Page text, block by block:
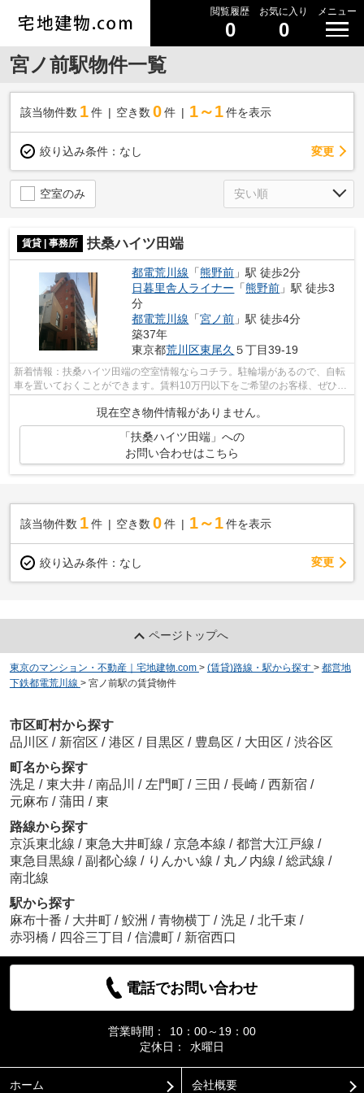
閲覧履歴
0
お気に入り
0
メニュー
宮ノ前駅物件一覧
該当物件数 1件 空き数 0 件 1～1 件を表示
絞り込み条件： なし 変更
空室のみ
賃貸 | 事務所 扶桑ハイツ田端
都電荒川線 「熊野前 」駅 徒歩2分
日暮里舎人ライナー 「熊野前 」駅 徒歩3
分
都電荒川線 「宮ノ前 」駅 徒歩4分
築37年
東京都荒川区東尾久 ５丁目39-19
新着情報：扶桑ハイツ田端の空室情報ならコチラ。駐輪場があるので、自転
車を置いておくことができます。賃料10万円以下をご希望のお客様、ぜひお
現在空き物件情報がありません。
「扶桑ハイツ田端」への
お問い合わせはこちら
該当物件数 1件 空き数 0 件 1～1 件を表示
絞り込み条件： なし 変更
ページトップへ
東京のマンション・不動産｜宅地建物.com > (賃貸)路線・駅から探す > 都営地
下鉄都電荒川線 > 宮ノ前駅の賃貸物件
市区町村から探す
品川区 / 新宿区 / 港区 / 目黒区 / 豊島区 / 大田区 / 渋谷区
町名から探す
洗足 / 東大井 / 南品川 / 左門町 / 三田 / 長崎 / 西新宿 /
元麻布 / 蒲田 / 東
路線から探す
京浜東北線 / 東急大井町線 / 京急本線 / 都営大江戸線 /
東急目黒線 / 副都心線 / りんかい線 / 丸ノ内線 / 総武線 /
南北線
駅から探す
麻布十番 / 大井町 / 鮫洲 / 青物横丁 / 洗足 / 北千束 /
赤羽橋 / 四谷三丁目 / 信濃町 / 新宿西口
電話でお問い合わせ
営業時間：
10：00～19：00
定休日：
水曜日
ホーム 会社概要